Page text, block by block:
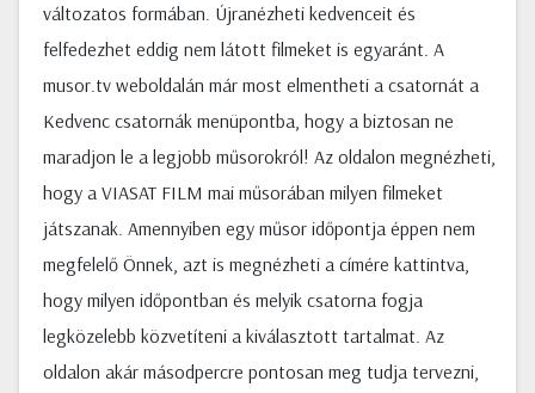
változatos formában. Újranézheti kedvenceit és
felfedezhet eddig nem látott filmeket is egyaránt. A
musor.tv weboldalán már most elmentheti a csatornát a
Kedvenc csatornák menüpontba, hogy a biztosan ne
maradjon le a legjobb műsorokról! Az oldalon megnézheti,
hogy a VIASAT FILM mai műsorában milyen filmeket
játszanak. Amennyiben egy műsor időpontja éppen nem
megfelelő Önnek, azt is megnézheti a címére kattintva,
hogy milyen időpontban és melyik csatorna fogja
legközelebb közvetíteni a kiválasztott tartalmat. Az
oldalon akár másodpercre pontosan meg tudja tervezni,